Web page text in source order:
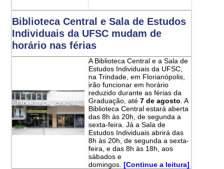
Biblioteca Central e Sala de Estudos
Individuais da UFSC mudam de
horário nas férias
A Biblioteca Central e a Sala de
Estudos Individuais da UFSC,
na Trindade, em Florianópolis,
irão funcionar em horário
reduzido durante as férias da
Graduação, até 7 de agosto . A
Biblioteca Central estará aberta
das 8h às 20h, de segunda a
sexta-feira. Já a Sala de
Estudos Individuais abrirá das
8h às 20h, de segunda a sexta-
feira, e das 8h às 18h, aos
sábados e
domingos.[Continue a leitura]